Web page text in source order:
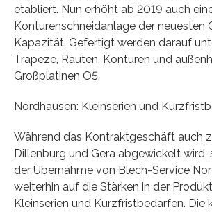
etabliert. Nun erhöht ab 2019 auch
Konturenschneidanlage der neuesten
Kapazität. Gefertigt werden darauf
Trapeze, Rauten, Konturen und
Großplatinen O5.
Nordhausen: Kleinserien und
Während das Kontraktgeschäft auch
Dillenburg und Gera abgewickelt
der Übernahme von Blech-Service
weiterhin auf die Stärken in der
Kleinserien und Kurzfristbedarfen. Die